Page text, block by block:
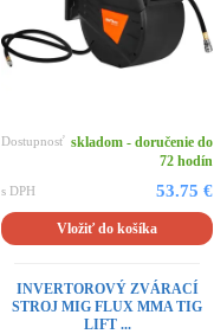
Dostupnosť skladom - doručenie do
72 hodín
s DPH 53.75 €
Vložiť do košíka
INVERTOROVÝ ZVÁRACÍ
STROJ MIG FLUX MMA TIG
LIFT ...